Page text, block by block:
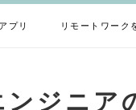
プリ リモートワーク
ンジニア